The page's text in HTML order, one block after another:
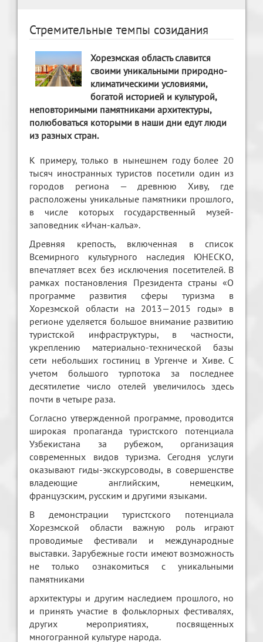
Стремительные темпы созидания
Хорезмская область славится
своими уникальными природно-
климатическими условиями,
богатой историей и культурой,
неповторимыми памятниками архитектуры,
полюбоваться которыми в наши дни едут люди
из разных стран.
К примеру, только в нынешнем году более 20
тысяч иностранных туристов посетили один из
городов региона — древнюю Хиву, где
расположены уникальные памятники прошлого,
в числе которых государственный музей-
заповедник «Ичан-калъа».
Древняя крепость, включенная в список
Всемирного культурного наследия ЮНЕСКО,
впечатляет всех без исключения посетителей. В
рамках постановления Президента страны «О
программе развития сферы туризма в
Хорезмской области на 2013—2015 годы» в
регионе уделяется большое внимание развитию
туристской инфраструктуры, в частности,
укреплению материально-технической базы
сети небольших гостиниц в Ургенче и Хиве. С
учетом большого турпотока за последнее
десятилетие число отелей увеличилось здесь
почти в четыре раза.
Согласно утвержденной программе, проводится
широкая пропаганда туристского потенциала
Узбекистана за рубежом, организация
современных видов туризма. Сегодня услуги
оказывают гиды-экскурсоводы, в совершенстве
владеющие английским, немецким,
французским, русским и другими языками.
В демонстрации туристского потенциала
Хорезмской области важную роль играют
проводимые фестивали и международные
выставки. Зарубежные гости имеют возможность
не только ознакомиться с уникальными
памятниками
архитектуры и другим наследием прошлого, но
и принять участие в фольклорных фестивалях,
других мероприятиях, посвященных
многогранной культуре народа.